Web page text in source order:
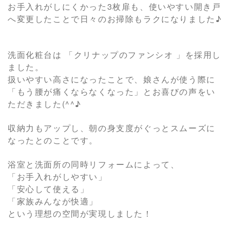
お手入れがしにくかった3枚扉も、使いやすい開き戸
へ変更したことで日々のお掃除もラクになりました♪
洗面化粧台は 「クリナップのファンシオ 」を採用し
ました。
扱いやすい高さになったことで、娘さんが使う際に
「もう腰が痛くならなくなった」とお喜びの声をい
ただきました(^^♪
収納力もアップし、朝の身支度がぐっとスムーズに
なったとのことです。
浴室と洗面所の同時リフォームによって、
「お手入れがしやすい」
「安心して使える」
「家族みんなが快適」
という理想の空間が実現しました！